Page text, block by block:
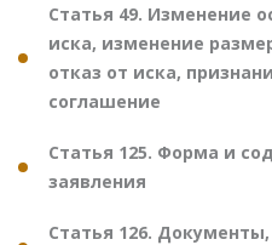
Статья 49. Изменение
иска, изменение
отказ от иска,
соглашение
Статья 125. Форма и
заявления
Статья 126.